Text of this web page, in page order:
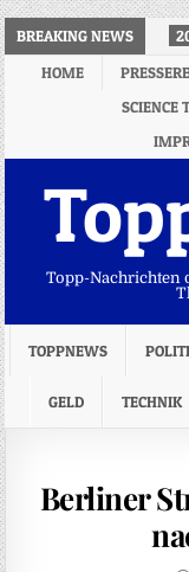
BREAKING NEWS
HOME
SCIENCE
Topp-Nachrichten
TOPPNEWS
GELD TECHNIK
Berliner